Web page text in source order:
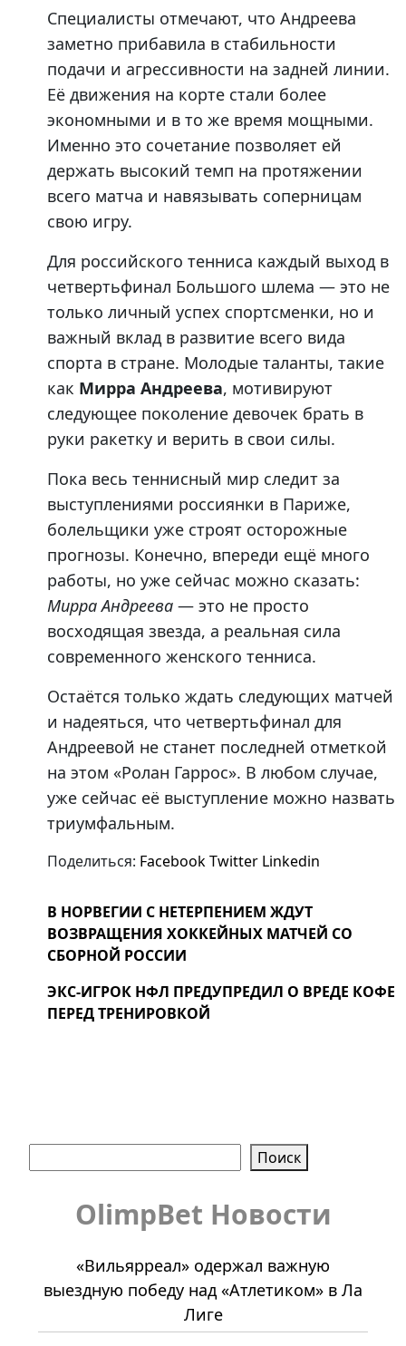
Специалисты отмечают, что Андреева
заметно прибавила в стабильности
подачи и агрессивности на задней линии.
Её движения на корте стали более
экономными и в то же время мощными.
Именно это сочетание позволяет ей
держать высокий темп на протяжении
всего матча и навязывать соперницам
свою игру.
Для российского тенниса каждый выход в
четвертьфинал Большого шлема — это не
только личный успех спортсменки, но и
важный вклад в развитие всего вида
спорта в стране. Молодые таланты, такие
как Мирра Андреева, мотивируют
следующее поколение девочек брать в
руки ракетку и верить в свои силы.
Пока весь теннисный мир следит за
выступлениями россиянки в Париже,
болельщики уже строят осторожные
прогнозы. Конечно, впереди ещё много
работы, но уже сейчас можно сказать:
Мирра Андреева — это не просто
восходящая звезда, а реальная сила
современного женского тенниса.
Остаётся только ждать следующих матчей
и надеяться, что четвертьфинал для
Андреевой не станет последней отметкой
на этом «Ролан Гаррос». В любом случае,
уже сейчас её выступление можно назвать
триумфальным.
Поделиться: FacebookTwitter Linkedin
В НОРВЕГИИ С НЕТЕРПЕНИЕМ ЖДУТ
ВОЗВРАЩЕНИЯ ХОККЕЙНЫХ МАТЧЕЙ СО
СБОРНОЙ РОССИИ
ЭКС-ИГРОК НФЛ ПРЕДУПРЕДИЛ О ВРЕДЕ КОФЕ
ПЕРЕД ТРЕНИРОВКОЙ
Поиск
OlimpBet Новости
«Вильярреал» одержал важную
выездную победу над «Атлетиком» в Ла
Лиге